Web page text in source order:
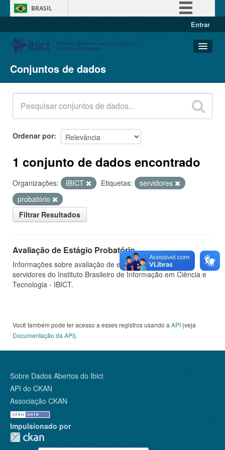
BRASIL
Entrar
Conjuntos de dados
Organizações
Grupos
Sobre
Conjuntos de dados
Ordenar por
1 conjunto de dados encontrado
Organizações: IBICT Etiquetas:
servidores
probatório
Filtrar Resultados
Avaliação de Estágio Probatório
Informações sobre avaliação de estágio probatório de
servidores do Instituto Brasileiro de Informação em Ciência e
Tecnologia - IBICT.
Você também pode ter acesso a esses registros usando a API (veja
Documentação da API).
Sobre Dados Abertos do Ibict
API do CKAN
Associação CKAN
Impulsionado por